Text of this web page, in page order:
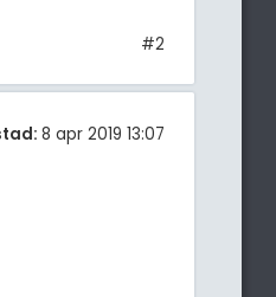
#2
8 apr 2019 13:07